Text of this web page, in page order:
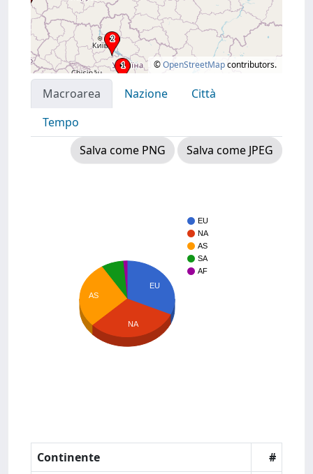
©OpenStreetMapcontributors.
Macroarea Nazione
Città
Tempo
Salva come PNG
Salva come JPEG
EU
NA
AS
SA
AF
EU
AS
NA
Continente
#